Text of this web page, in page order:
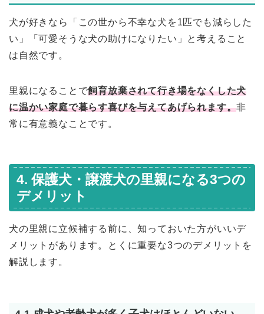
犬が好きなら「この世から不幸な犬を1匹でも減らした
い」「可愛そうな犬の助けになりたい」と考えること
は自然です。
里親になることで飼育放棄されて行き場をなくした犬
に温かい家庭で暮らす喜びを与えてあげられます。非
常に有意義なことです。
4. 保護犬・譲渡犬の里親になる3つの
デメリット
犬の里親に立候補する前に、知っておいた方がいいデ
メリットがあります。とくに重要な3つのデメリットを
解説します。